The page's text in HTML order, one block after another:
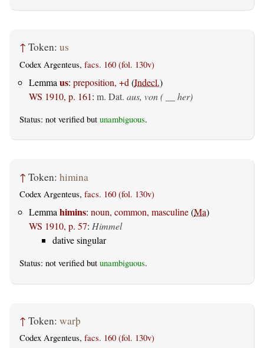
↑ Token: us
Codex Argenteus, facs. 160 (fol. 130v)
Lemma us: preposition, +d (Indecl.)
WS 1910, p. 161: m. Dat. aus, von ( __ her)
Status: not verified but unambiguous.
↑ Token: himina
Codex Argenteus, facs. 160 (fol. 130v)
Lemma himins: noun, common, masculine(Ma)
WS 1910, p. 57: Himmel
dative singular
Status: not verified but unambiguous.
↑ Token: warþ
Codex Argenteus, facs. 160 (fol. 130v)